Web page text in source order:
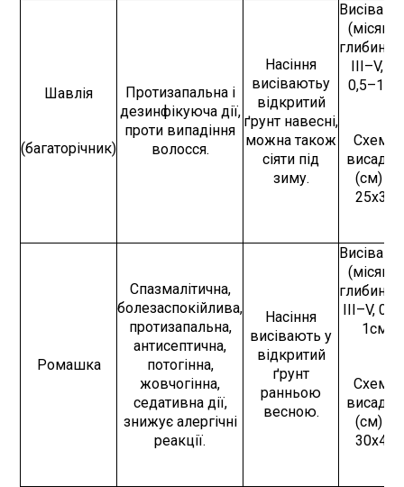
Шавлія
(багаторічник)
Протизапальна і
дезинфікуюча дії,
проти випадіння
волосся.
Насіння
висіваютьу
відкритий
ґрунт навесні,
можна також
сіяти під
зиму.
(місяць,
глибина)
IІІ–V, Х,
0,5–1см
Схема
висадки
(см) –
25х30
Ромашка
Спазмалітична,
болезаспокійлива,
протизапальна,
антисептична,
потогінна,
жовчогінна,
седативна дії,
знижує алергічні
реакції.
Насіння
висівають у
відкритий
ґрунт
ранньою
весною.
(місяць,
глибина)
IІІ–V,
1см
Схема
висадки
(см) –
30х40